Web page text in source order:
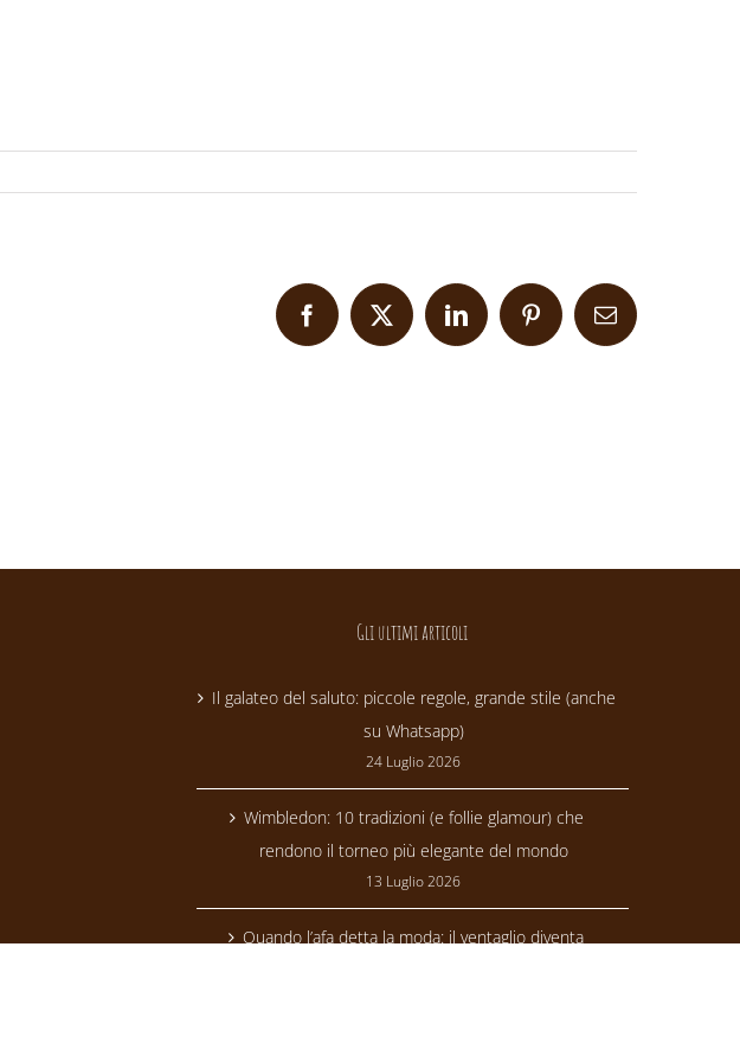
Facebook
X LinkedInPinterestEmail
Gli ultimi articoli
Il galateo del saluto: piccole regole, grande stile (anche
su Whatsapp)
24 Luglio 2026
Wimbledon: 10 tradizioni (e follie glamour) che
rendono il torneo più elegante del mondo
13 Luglio 2026
Quando l’afa detta la moda: il ventaglio diventa